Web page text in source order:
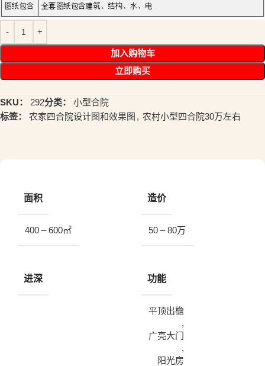
加入购物车
立即购买
SKU： 292分类：
小型合院
标签：
农家四合院设计图和效果图 , 农村小型四合院30万左右
面积
400 – 600㎡
造价
50 – 80万
进深 功能
平顶出檐
,
广亮大门
,
阳光房